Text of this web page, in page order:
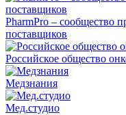
PharmPro – сообщество
поставщиков
Российское общество
Медзнания
Мед.студио